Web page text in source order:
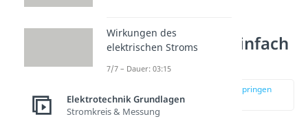
Lenzsche Regel einfach
erklärt
zur Stelle im Video springen
(00:09)
Wirkungen des
elektrischen Stroms
7/7 – Dauer: 03:15
Elektrotechnik Grundlagen
Stromkreis & Messung